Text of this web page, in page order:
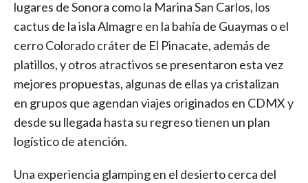
lugares de Sonora como la Marina San Carlos, los
cactus de la isla Almagre en la bahía de Guaymas o el
cerro Colorado cráter de El Pinacate, además de
platillos, y otros atractivos se presentaron esta vez
mejores propuestas, algunas de ellas ya cristalizan
en grupos que agendan viajes originados en CDMX y
desde su llegada hasta su regreso tienen un plan
logístico de atención.
Una experiencia glamping en el desierto cerca del